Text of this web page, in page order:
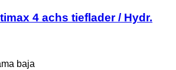
4 achs tieflader / Hydr.
baja